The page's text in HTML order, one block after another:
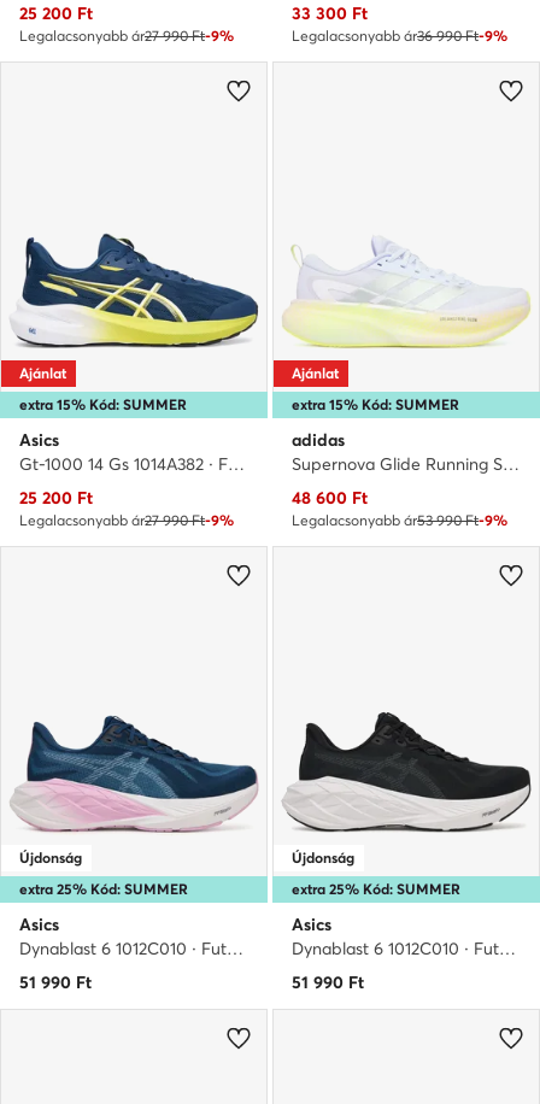
Aktuális ár
25 200 Ft
Legalacsonyabb ár27 990 Ft-9%
Aktuális ár
33 300 Ft
Legalacsonyabb ár36 990 Ft-9%
extra 15% Kód: SUMMER
Ajánlat
Asics
Gt-1000 14 Gs 1014A382 · Futócipő
Aktuális ár
25 200 Ft
Legalacsonyabb ár27 990 Ft-9%
extra 15% Kód: SUMMER
Ajánlat
adidas
Supernova Glide Running Shoes KJ1862 · Futócipő
Aktuális ár
48 600 Ft
Legalacsonyabb ár53 990 Ft-9%
extra 25% Kód: SUMMER
Újdonság
Asics
Dynablast 6 1012C010 · Futócipő
51 990 Ft
extra 25% Kód: SUMMER
Újdonság
Asics
Dynablast 6 1012C010 · Futócipő
51 990 Ft